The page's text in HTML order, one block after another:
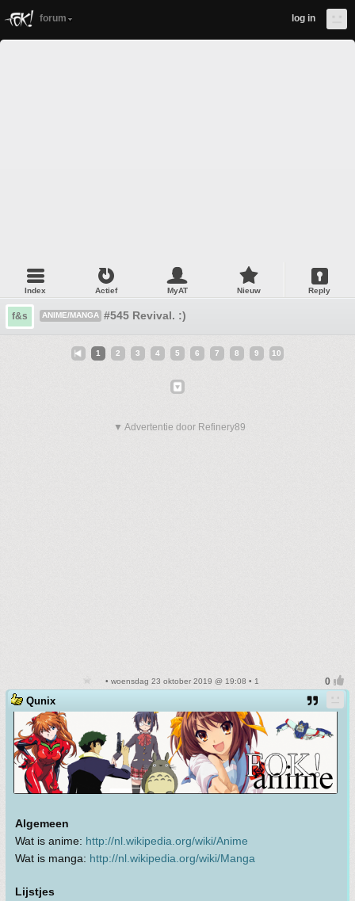
forum log in
Index Actief MyAT Nieuw Reply
f&s ANIME/MANGA #545 Revival. :)
1 2 3 4 5 6 7 8 9 10
▼ Advertentie door Refinery89
• woensdag 23 oktober 2019 @ 19:08 • 1
Qunix
Algemeen
Wat is anime: http://nl.wikipedia.org/wiki/Anime
Wat is manga: http://nl.wikipedia.org/wiki/Manga
Lijstjes